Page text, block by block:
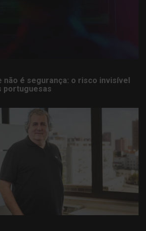
não é segurança: o risco invisível
portuguesas